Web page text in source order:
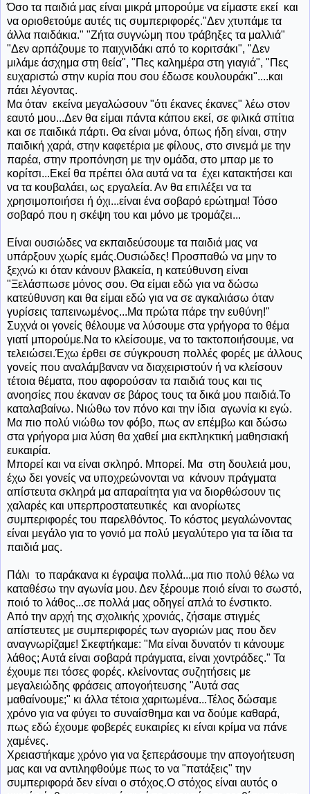
Όσο τα παιδιά μας είναι μικρά μπορούμε να είμαστε εκεί και
να οριοθετούμε αυτές τις συμπεριφορές."Δεν χτυπάμε τα
άλλα παιδάκια." "Ζήτα συγνώμη που τράβηξες τα μαλλιά"
"Δεν αρπάζουμε το παιχνιδάκι από το κοριτσάκι", "Δεν
μιλάμε άσχημα στη θεία", "Πες καλημέρα στη γιαγιά", "Πες
ευχαριστώ στην κυρία που σου έδωσε κουλουράκι"....και
πάει λέγοντας.
Μα όταν εκείνα μεγαλώσουν "ότι έκανες έκανες" λέω στον
εαυτό μου...Δεν θα είμαι πάντα κάπου εκεί, σε φιλικά σπίτια
και σε παιδικά πάρτι. Θα είναι μόνα, όπως ήδη είναι, στην
παιδική χαρά, στην καφετέρια με φίλους, στο σινεμά με την
παρέα, στην προπόνηση με την ομάδα, στο μπαρ με το
κορίτσι...Εκεί θα πρέπει όλα αυτά να τα έχει κατακτήσει και
να τα κουβαλάει, ως εργαλεία. Αν θα επιλέξει να τα
χρησιμοποιήσει ή όχι...είναι ένα σοβαρό ερώτημα! Τόσο
σοβαρό που η σκέψη του και μόνο με τρομάζει...
Είναι ουσιώδες να εκπαιδεύσουμε τα παιδιά μας να
υπάρξουν χωρίς εμάς.Ουσιώδες! Προσπαθώ να μην το
ξεχνώ κι όταν κάνουν βλακεία, η κατεύθυνση είναι
"Ξελάσπωσε μόνος σου. Θα είμαι εδώ για να δώσω
κατεύθυνση και θα είμαι εδώ για να σε αγκαλιάσω όταν
γυρίσεις ταπεινωμένος...Μα πρώτα πάρε την ευθύνη!"
Συχνά οι γονείς θέλουμε να λύσουμε στα γρήγορα το θέμα
γιατί μπορούμε.Να το κλείσουμε, να το τακτοποιήσουμε, να
τελειώσει.Έχω έρθει σε σύγκρουση πολλές φορές με άλλους
γονείς που αναλάμβαναν να διαχειριστούν ή να κλείσουν
τέτοια θέματα, που αφορούσαν τα παιδιά τους και τις
ανοησίες που έκαναν σε βάρος τους τα δικά μου παιδιά.Το
καταλαβαίνω. Νιώθω τον πόνο και την ίδια αγωνία κι εγώ.
Μα πιο πολύ νιώθω τον φόβο, πως αν επέμβω και δώσω
στα γρήγορα μια λύση θα χαθεί μια εκπληκτική μαθησιακή
ευκαιρία.
Μπορεί και να είναι σκληρό. Μπορεί. Μα στη δουλειά μου,
έχω δει γονείς να υποχρεώνονται να κάνουν πράγματα
απίστευτα σκληρά μα απαραίτητα για να διορθώσουν τις
χαλαρές και υπερπροστατευτικές και ανορίωτες
συμπεριφορές του παρελθόντος. Το κόστος μεγαλώνοντας
είναι μεγάλο για το γονιό μα πολύ μεγαλύτερο για τα ίδια τα
παιδιά μας.
Πάλι το παράκανα κι έγραψα πολλά...μα πιο πολύ θέλω να
καταθέσω την αγωνία μου. Δεν ξέρουμε ποιό είναι το σωστό,
ποιό το λάθος...σε πολλά μας οδηγεί απλά το ένστικτο.
Από την αρχή της σχολικής χρονιάς, ζήσαμε στιγμές
απίστευτες με συμπεριφορές των αγοριών μας που δεν
αναγνωρίζαμε! Σκεφτήκαμε: "Μα είναι δυνατόν τι κάνουμε
λάθος; Αυτά είναι σοβαρά πράγματα, είναι χοντράδες." Τα
έχουμε πει τόσες φορές. κλείνοντας συζητήσεις με
μεγαλειώδης φράσεις απογοήτευσης "Αυτά σας
μαθαίνουμε;" κι άλλα τέτοια χαριτωμένα...Τέλος δώσαμε
χρόνο για να φύγει το συναίσθημα και να δούμε καθαρά,
πως εδώ έχουμε φοβερές ευκαιρίες κι είναι κρίμα να πάνε
χαμένες.
Χρειαστήκαμε χρόνο για να ξεπεράσουμε την απογοήτευση
μας και να αντιληφθούμε πως το να "πατάξεις" την
συμπεριφορά δεν είναι ο στόχος.Ο στόχος είναι αυτός ο